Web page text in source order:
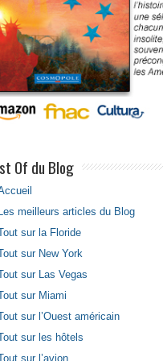
Of du Blog
meilleurs articles du Blog
sur la Floride
sur New York
sur Las Vegas
sur Miami
sur l’Ouest américain
sur les hôtels
sur l’avion